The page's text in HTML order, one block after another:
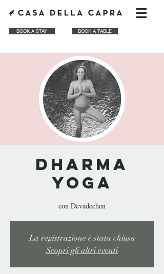
BOOK A STAY BOOK A TABLE
Dharma
Yoga
con Devadechen
La registrazione è stata chiusa
Scopri gli altri eventi